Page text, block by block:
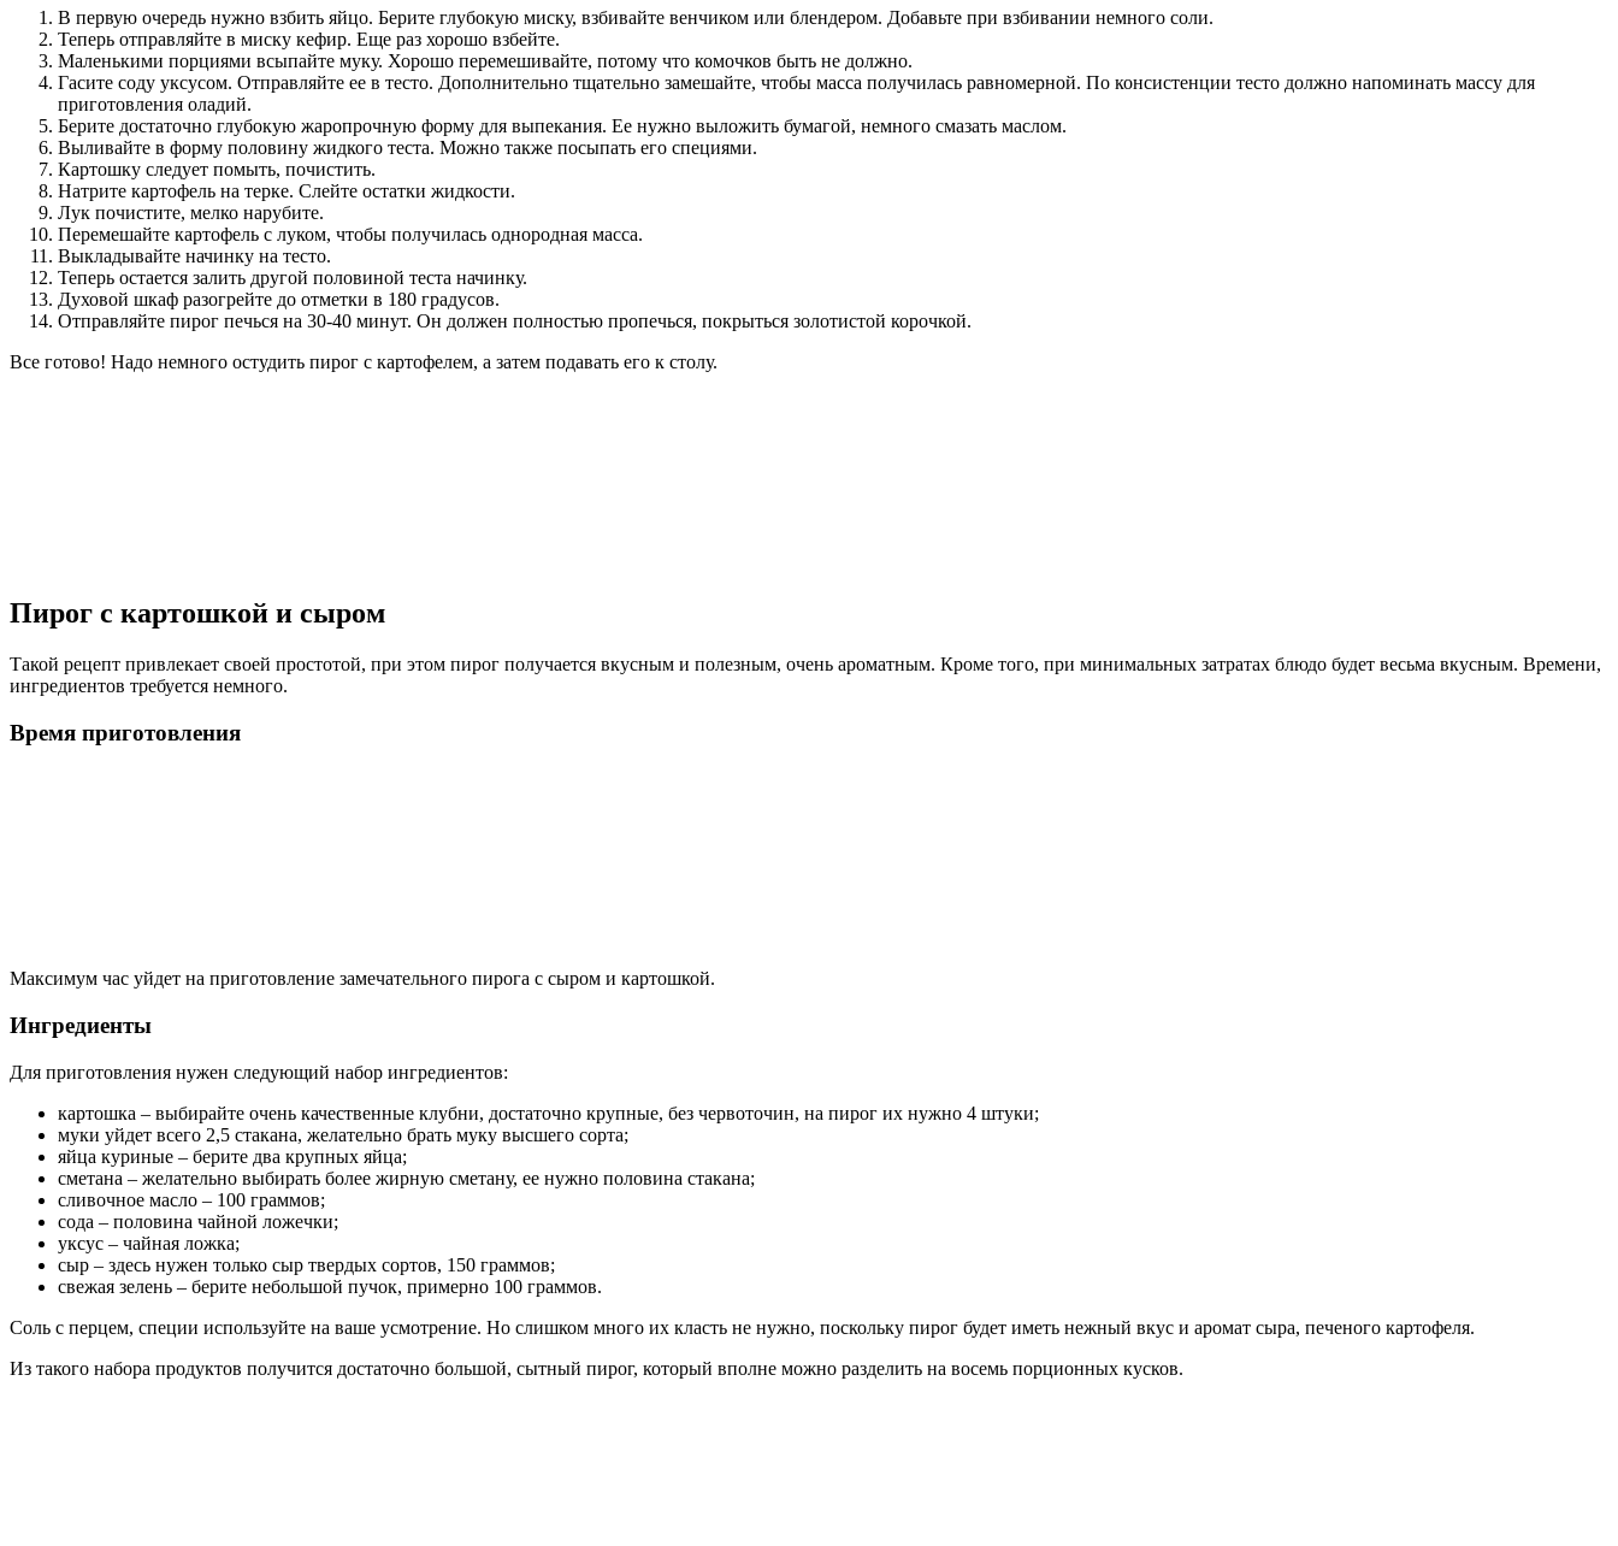
В первую очередь нужно взбить яйцо. Берите глубокую миску, взбивайте венчиком или блендером. Добавьте при взбивании немного соли.
Теперь отправляйте в миску кефир. Еще раз хорошо взбейте.
Маленькими порциями всыпайте муку. Хорошо перемешивайте, потому что комочков быть не должно.
Гасите соду уксусом. Отправляйте ее в тесто. Дополнительно тщательно замешайте, чтобы масса получилась равномерной. По консистенции тесто должно напоминать массу для
приготовления оладий.
Берите достаточно глубокую жаропрочную форму для выпекания. Ее нужно выложить бумагой, немного смазать маслом.
Выливайте в форму половину жидкого теста. Можно также посыпать его специями.
Картошку следует помыть, почистить.
Натрите картофель на терке. Слейте остатки жидкости.
Лук почистите, мелко нарубите.
Перемешайте картофель с луком, чтобы получилась однородная масса.
Выкладывайте начинку на тесто.
Теперь остается залить другой половиной теста начинку.
Духовой шкаф разогрейте до отметки в 180 градусов.
Отправляйте пирог печься на 30-40 минут. Он должен полностью пропечься, покрыться золотистой корочкой.
Все готово! Надо немного остудить пирог с картофелем, а затем подавать его к столу.
Пирог с картошкой и сыром
Такой рецепт привлекает своей простотой, при этом пирог получается вкусным и полезным, очень ароматным. Кроме того, при минимальных затратах блюдо будет весьма вкусным. Времени,
ингредиентов требуется немного.
Время приготовления
Максимум час уйдет на приготовление замечательного пирога с сыром и картошкой.
Ингредиенты
Для приготовления нужен следующий набор ингредиентов:
картошка – выбирайте очень качественные клубни, достаточно крупные, без червоточин, на пирог их нужно 4 штуки;
муки уйдет всего 2,5 стакана, желательно брать муку высшего сорта;
яйца куриные – берите два крупных яйца;
сметана – желательно выбирать более жирную сметану, ее нужно половина стакана;
сливочное масло – 100 граммов;
сода – половина чайной ложечки;
уксус – чайная ложка;
сыр – здесь нужен только сыр твердых сортов, 150 граммов;
свежая зелень – берите небольшой пучок, примерно 100 граммов.
Соль с перцем, специи используйте на ваше усмотрение. Но слишком много их класть не нужно, поскольку пирог будет иметь нежный вкус и аромат сыра, печеного картофеля.
Из такого набора продуктов получится достаточно большой, сытный пирог, который вполне можно разделить на восемь порционных кусков.